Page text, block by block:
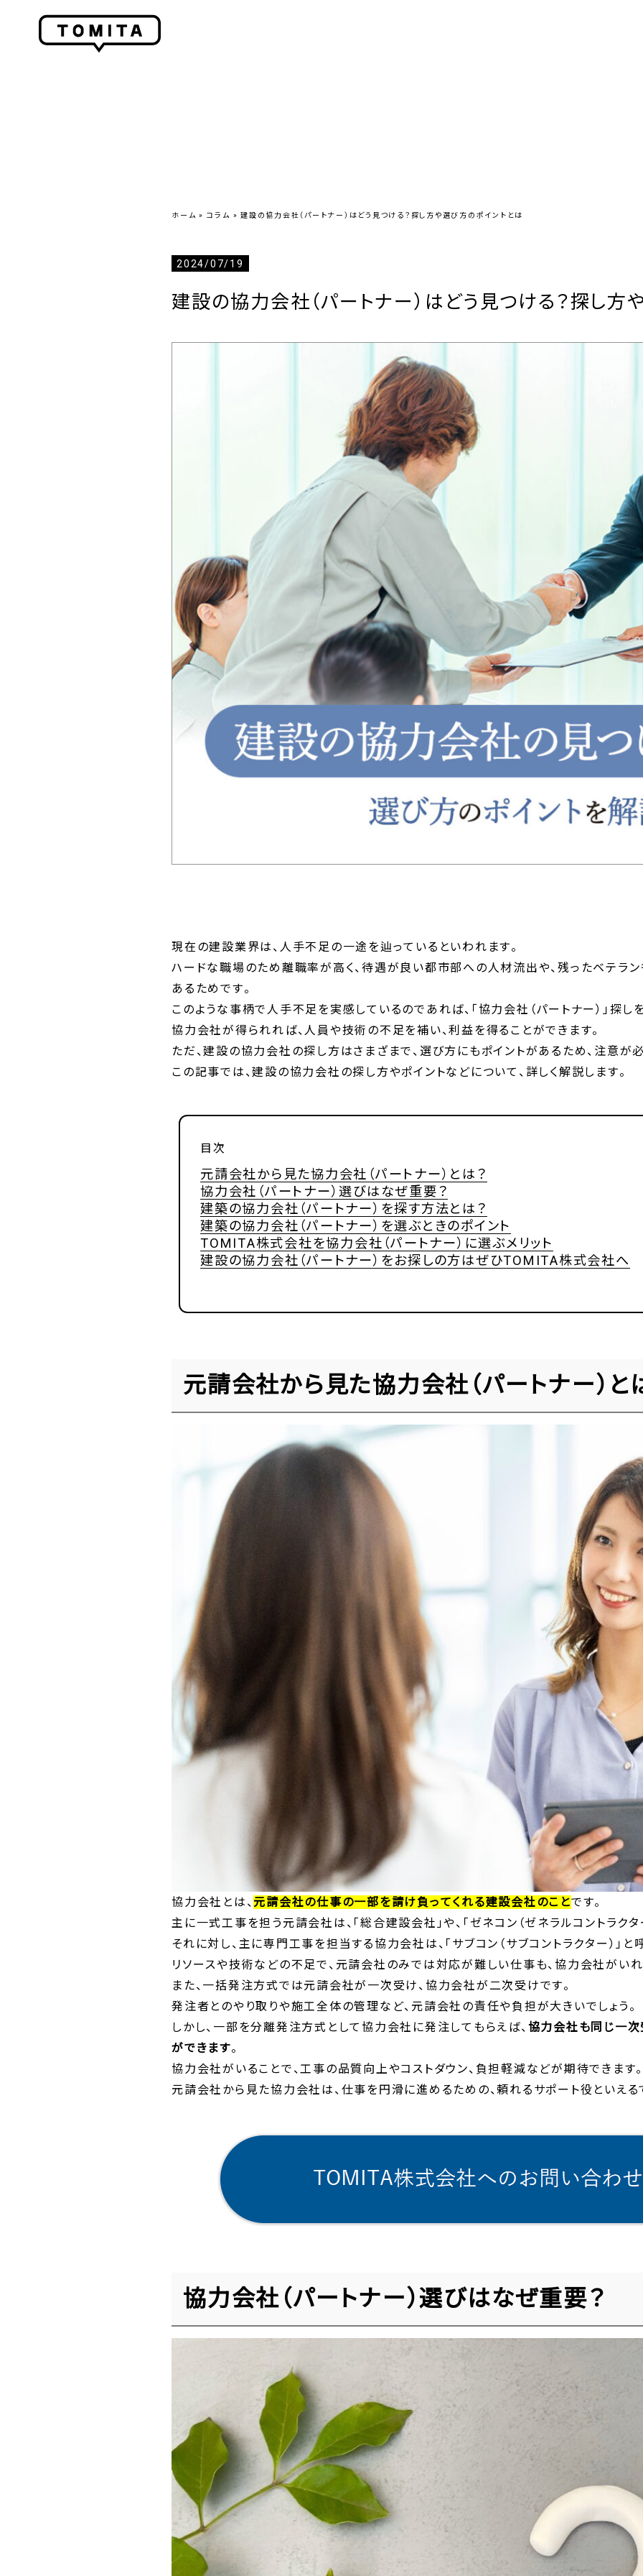
ホーム » コラム » 建設の協力会社（パートナー）はどう見つける？探し方や選び方のポイントとは
2024/07/19
建設の協力会社（パートナー）はどう見つける？探し方
現在の建設業界は、人手不足の一途を辿っているといわれます。
ハードな職場のため離職率が高く、待遇が良い都市部への人材流出や、残ったベテラ
あるためです。
このような事柄で人手不足を実感しているのであれば、「協力会社（パートナー）」探し
協力会社が得られれば、人員や技術の不足を補い、利益を得ることができます。
ただ、建設の協力会社の探し方はさまざまで、選び方にもポイントがあるため、注意が
この記事では、建設の協力会社の探し方やポイントなどについて、詳しく解説します。
目次
元請会社から見た協力会社（パートナー）とは？
協力会社（パートナー）選びはなぜ重要？
建築の協力会社（パートナー）を探す方法とは？
建築の協力会社（パートナー）を選ぶときのポイント
TOMITA株式会社を協力会社（パートナー）に選ぶメリット
建設の協力会社（パートナー）をお探しの方はぜひTOMITA株式会社へ
元請会社から見た協力会社（パートナー）と
協力会社とは、元請会社の仕事の一部を請け負ってくれる建設会社のことです。
主に一式工事を担う元請会社は、「総合建設会社」や、「ゼネコン（ゼネラルコントラクタ
それに対し、主に専門工事を担当する協力会社は、「サブコン（サブコントラクター）」と
リソースや技術などの不足で、元請会社のみでは対応が難しい仕事も、協力会社がい
また、一括発注方式では元請会社が一次受け、協力会社が二次受けです。
発注者とのやり取りや施工全体の管理など、元請会社の責任や負担が大きいでしょう。
しかし、一部を分離発注方式として協力会社に発注してもらえば、 協力会社も同じ一次
ができます。
協力会社がいることで、工事の品質向上やコストダウン、負担軽減などが期待できます。
元請会社から見た協力会社は、仕事を円滑に進めるための、頼れるサポート役といえる
協力会社（パートナー）選びはなぜ重要？